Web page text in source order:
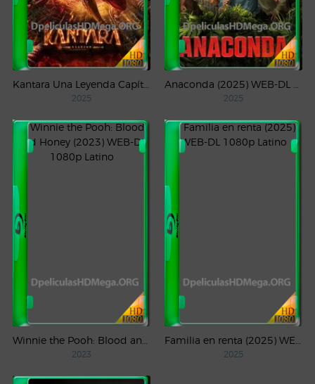
2025 2025
2023 2025